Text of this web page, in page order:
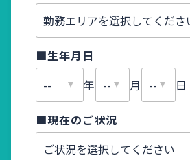
■生年月日
年
月 日
■現在のご状況